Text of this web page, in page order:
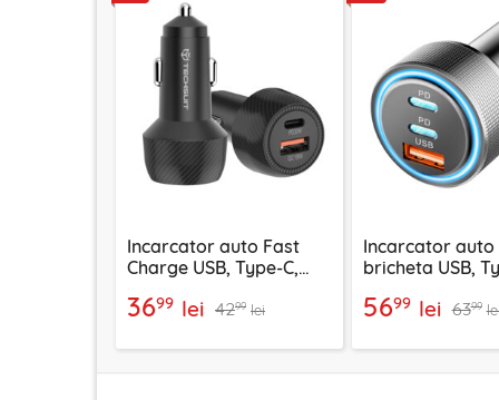
Incarcator auto Fast
Charge USB, Type-C,
3699 lei 4299 lei
Incarcator auto
bricheta USB,
arginsiu
5699 lei 6399